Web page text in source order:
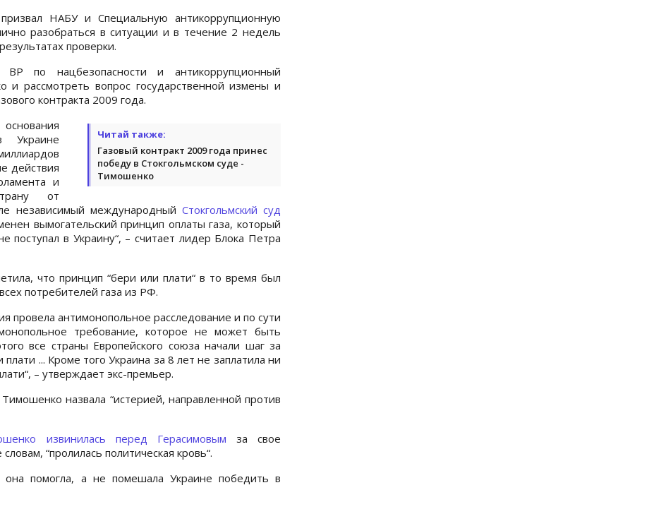
НАБУ и Специальную антикоррупционную
разобраться в ситуации и в течение 2 недель
проверки.
по нацбезопасности и антикоррупционный
рассмотреть вопрос государственной измены и
контракта 2009 года.
Читай также:
Газовый контракт 2009 года принес
победу в Стокгольмском суде -
Тимошенко
Украине
действия
и
от
независимый международный Стокгольмский суд
вымогательский принцип оплаты газа, который
в Украину“, – считает лидер Блока Петра
что принцип “бери или плати“ в то время был
потребителей газа из РФ.
провела антимонопольное расследование и по сути
требование, которое не может быть
все страны Европейского союза начали шаг за
... Кроме того Украина за 8 лет не заплатила ни
– утверждает экс-премьер.
назвала “истерией, направленной против
извинилась перед Герасимовым за свое
“пролилась политическая кровь“.
она помогла, а не помешала Украине победить в